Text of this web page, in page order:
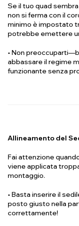
Se il tuo quad
non si ferma con il
minimo è impostato
potrebbe emettere
• Non
abbassare il regime
funzionante senza
Allineamento del
Fai attenzione
viene applicata
montaggio.
• Basta inserire il
posto giusto nella
correttamente!